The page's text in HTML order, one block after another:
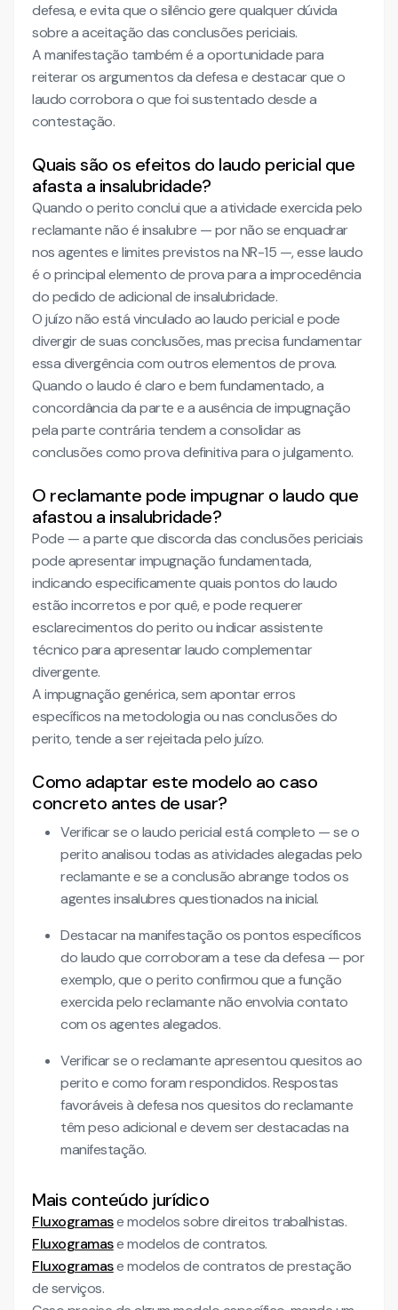
defesa, e evita que o silêncio gere qualquer dúvida
sobre a aceitação das conclusões periciais.
A manifestação também é a oportunidade para
reiterar os argumentos da defesa e destacar que o
laudo corrobora o que foi sustentado desde a
contestação.
Quais são os efeitos do laudo pericial que
afasta a insalubridade?
Quando o perito conclui que a atividade exercida pelo
reclamante não é insalubre — por não se enquadrar
nos agentes e limites previstos na NR-15 —, esse laudo
é o principal elemento de prova para a improcedência
do pedido de adicional de insalubridade.
O juízo não está vinculado ao laudo pericial e pode
divergir de suas conclusões, mas precisa fundamentar
essa divergência com outros elementos de prova.
Quando o laudo é claro e bem fundamentado, a
concordância da parte e a ausência de impugnação
pela parte contrária tendem a consolidar as
conclusões como prova definitiva para o julgamento.
O reclamante pode impugnar o laudo que
afastou a insalubridade?
Pode — a parte que discorda das conclusões periciais
pode apresentar impugnação fundamentada,
indicando especificamente quais pontos do laudo
estão incorretos e por quê, e pode requerer
esclarecimentos do perito ou indicar assistente
técnico para apresentar laudo complementar
divergente.
A impugnação genérica, sem apontar erros
específicos na metodologia ou nas conclusões do
perito, tende a ser rejeitada pelo juízo.
Como adaptar este modelo ao caso
concreto antes de usar?
Verificar se o laudo pericial está completo — se o
perito analisou todas as atividades alegadas pelo
reclamante e se a conclusão abrange todos os
agentes insalubres questionados na inicial.
Destacar na manifestação os pontos específicos
do laudo que corroboram a tese da defesa — por
exemplo, que o perito confirmou que a função
exercida pelo reclamante não envolvia contato
com os agentes alegados.
Verificar se o reclamante apresentou quesitos ao
perito e como foram respondidos. Respostas
favoráveis à defesa nos quesitos do reclamante
têm peso adicional e devem ser destacadas na
manifestação.
Mais conteúdo jurídico
Fluxogramase modelos sobre direitos trabalhistas.
Fluxogramase modelos de contratos.
Fluxogramase modelos de contratos de prestação
de serviços.